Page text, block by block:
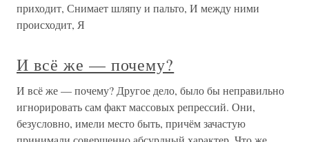
приходит, Снимает шляпу и пальто, И между ними
происходит, Я
И всё же — почему?
И всё же — почему? Другое дело, было бы неправильно
игнорировать сам факт массовых репрессий. Они,
безусловно, имели место быть, причём зачастую